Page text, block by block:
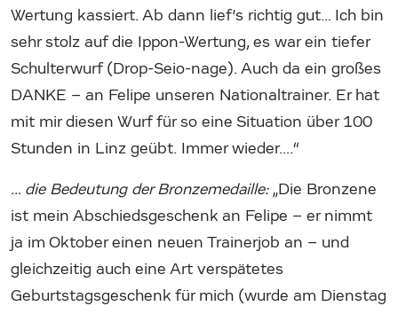
Wertung kassiert. Ab dann lief’s richtig gut… Ich bin
sehr stolz auf die Ippon-Wertung, es war ein tiefer
Schulterwurf (Drop-Seio-nage). Auch da ein großes
DANKE – an Felipe unseren Nationaltrainer. Er hat
mit mir diesen Wurf für so eine Situation über 100
Stunden in Linz geübt. Immer wieder….“
… die Bedeutung der Bronzemedaille:„Die Bronzene
ist mein Abschiedsgeschenk an Felipe – er nimmt
ja im Oktober einen neuen Trainerjob an – und
gleichzeitig auch eine Art verspätetes
Geburtstagsgeschenk für mich (wurde am Dienstag